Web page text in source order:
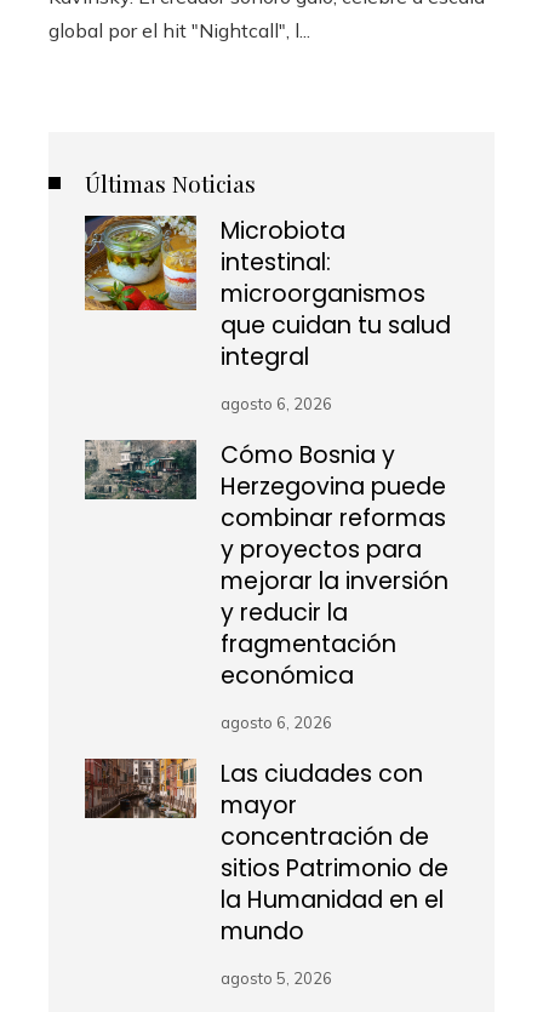
global por el hit "Nightcall", l...
Últimas Noticias
Microbiota
intestinal:
microorganismos
que cuidan tu salud
integral
agosto 6, 2026
Cómo Bosnia y
Herzegovina puede
combinar reformas
y proyectos para
mejorar la inversión
y reducir la
fragmentación
económica
agosto 6, 2026
Las ciudades con
mayor
concentración de
sitios Patrimonio de
la Humanidad en el
mundo
agosto 5, 2026